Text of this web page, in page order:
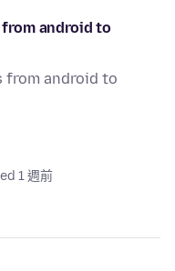
android to
from android to
1 週前